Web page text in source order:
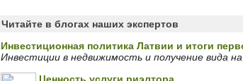
Читайте в блогах наших экспертов
Инвестиционная политика Латвии и итоги
Инвестиции в недвижимость и получение вида